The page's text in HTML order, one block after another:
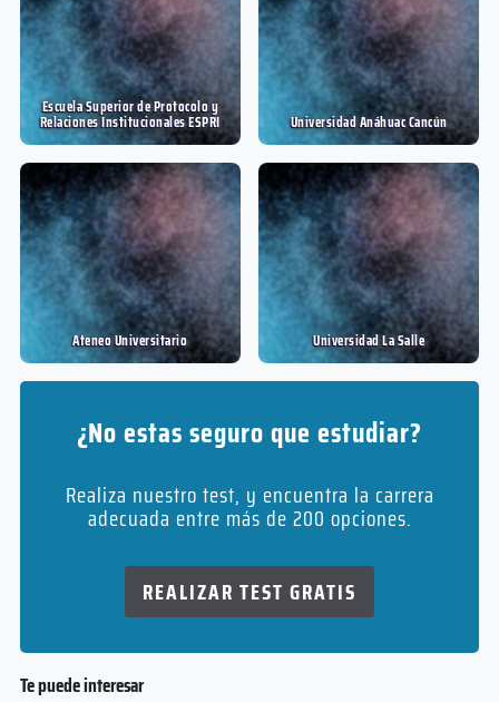
Escuela Superior de Protocolo y
Relaciones Institucionales ESPRI Universidad Anáhuac Cancún
Ateneo Universitario Universidad La Salle
¿No estas seguro que estudiar?
Realiza nuestro test, y encuentra la carrera
adecuada entre más de 200 opciones.
REALIZAR TEST GRATIS
Te puede interesar